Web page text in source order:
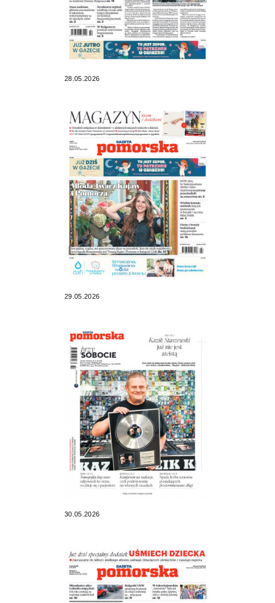
28.05.2026
29.05.2026
30.05.2026